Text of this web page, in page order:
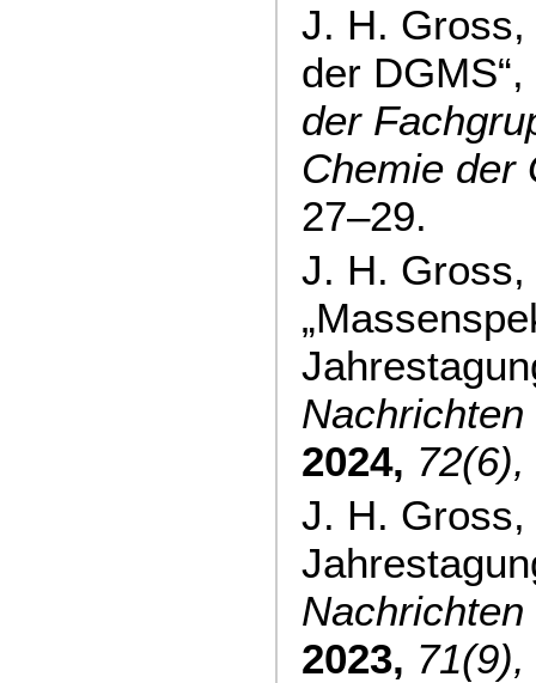
J. H. Gross,
der DGMS“,
der
Chemie der
27–29.
J. H. Gross,
2024, 72(6),
J. H. Gross,
2023, 71(9),